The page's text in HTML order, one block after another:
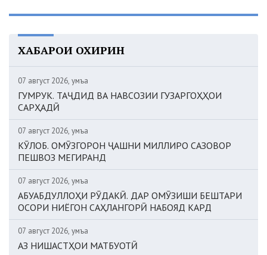
ХАБАРҲОИ ОХИРИН
07 август 2026, Ҷумъа
ГУМРУК. ТАҶДИД ВА НАВСОЗИИ ГУЗАРГОҲҲОИ
САРҲАДӢ
07 август 2026, Ҷумъа
КӮЛОБ. ОМӮЗГОРОН ҶАШНИ МИЛЛИРО САЗОВОР
ПЕШВОЗ МЕГИРАНД
07 август 2026, Ҷумъа
АБУАБДУЛЛОҲИ РӮДАКӢ. ДАР ОМӮЗИШИ БЕШТАРИ
ОСОРИ НИЁГОН САҲЛАНГОРӢ НАБОЯД КАРД
07 август 2026, Ҷумъа
АЗ НИШАСТҲОИ МАТБУОТӢ